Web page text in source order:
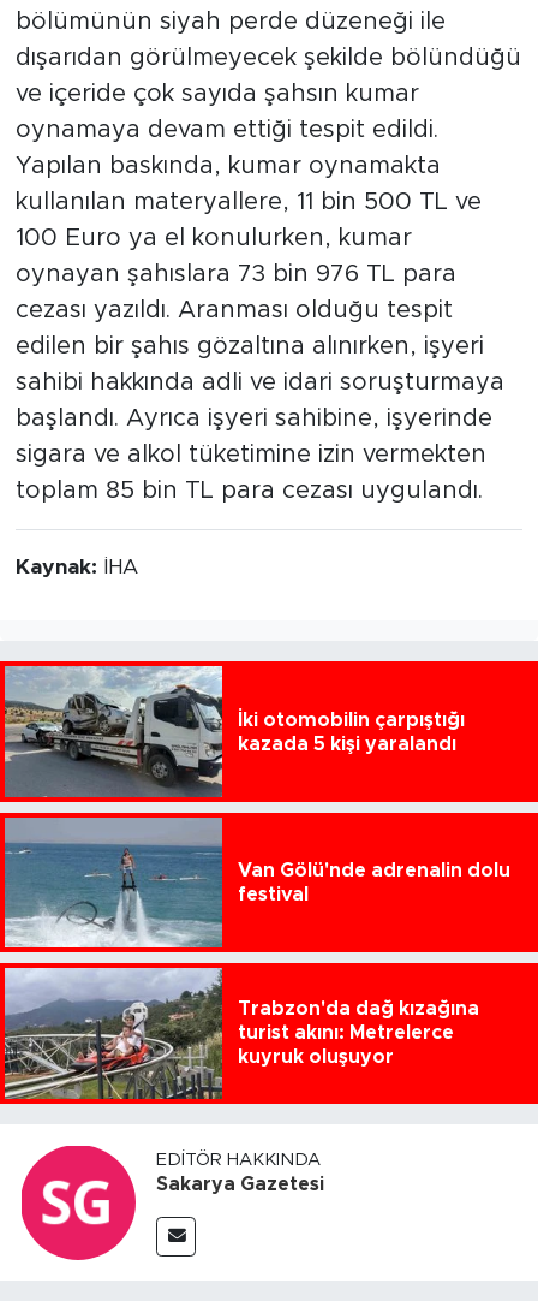
bölümünün siyah perde düzeneği ile
dışarıdan görülmeyecek şekilde bölündüğü
ve içeride çok sayıda şahsın kumar
oynamaya devam ettiği tespit edildi.
Yapılan baskında, kumar oynamakta
kullanılan materyallere, 11 bin 500 TL ve
100 Euro ya el konulurken, kumar
oynayan şahıslara 73 bin 976 TL para
cezası yazıldı. Aranması olduğu tespit
edilen bir şahıs gözaltına alınırken, işyeri
sahibi hakkında adli ve idari soruşturmaya
başlandı. Ayrıca işyeri sahibine, işyerinde
sigara ve alkol tüketimine izin vermekten
toplam 85 bin TL para cezası uygulandı.
Kaynak: İHA
İki otomobilin çarpıştığı
kazada 5 kişi yaralandı
Van Gölü'nde adrenalin dolu
festival
Trabzon'da dağ kızağına
turist akını: Metrelerce
kuyruk oluşuyor
EDITÖR HAKKINDA
Sakarya Gazetesi